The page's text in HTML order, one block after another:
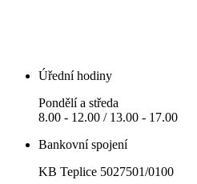
Úřední hodiny
Pondělí a středa
8.00 - 12.00 / 13.00 - 17.00
Bankovní spojení
KB Teplice 5027501/0100